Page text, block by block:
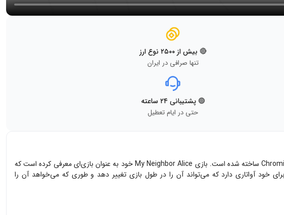
🔴 بیش از ۲۵۰۰ نوع ارز
تنها صرافی در ایران
🟢 پشتیبانی ۲۴ ساعته
حتی در ایام تعطیل
ارز دیجیتال مای نیبر آلیس My Neighbor Alice که با نماد ALICE در بازار معامله می‌شود، یک بازی P2E است که روی بلاک‌چین کرومیا Chromia ساخته شده است. بازی My Neighbor Alice خود به عنوان بازی‌ای معرفی کرده است که
خود آواتاری دارد که می‌تواند آن را در طول بازی تغییر دهد و طوری که می‌خواهد آن را